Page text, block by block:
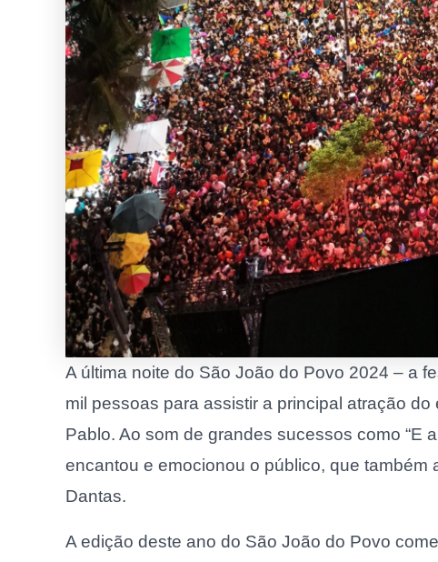
A última noite do São João do Povo 2024 – a
mil pessoas para assistir a principal atração
Pablo. Ao som de grandes sucessos como “E
encantou e emocionou o público, que
Dantas.
A edição deste ano do São João do Povo